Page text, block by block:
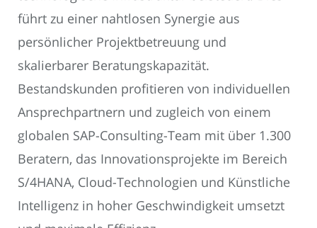
führt zu einer nahtlosen Synergie aus
persönlicher Projektbetreuung und
skalierbarer Beratungskapazität.
Bestandskunden profitieren von individuellen
Ansprechpartnern und zugleich von einem
globalen SAP-Consulting-Team mit über 1.300
Beratern, das Innovationsprojekte im Bereich
S/4HANA, Cloud-Technologien und Künstliche
Intelligenz in hoher Geschwindigkeit umsetzt